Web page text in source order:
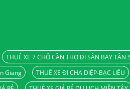
THUÊ XE 7 CHỖ CẦN THƠ ĐI SÂN BAY TÂN
Giang THUÊ XE ĐI CHA DIỆP-BẠC LIÊU